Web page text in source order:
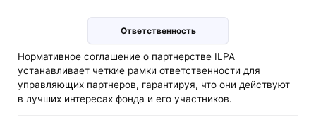
Ответственность
Нормативное соглашение о партнерстве ILPA
устанавливает четкие рамки ответственности для
управляющих партнеров, гарантируя, что они действуют
в лучших интересах фонда и его участников.